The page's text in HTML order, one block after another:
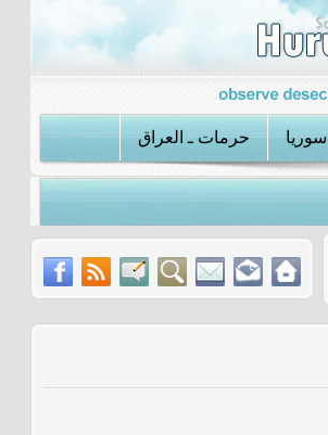
حرمات ـ العراق
طالبان في أفغانستان عملية الكواتم تكشف